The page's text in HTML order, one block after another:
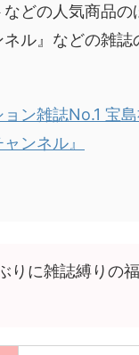
どの人気商品の
ル』などの雑誌
ョン雑誌No.1 宝
ンネル』
りに雑誌縛りの